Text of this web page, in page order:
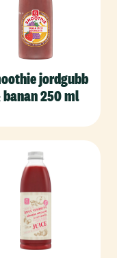
jordgubb
banan 250 ml